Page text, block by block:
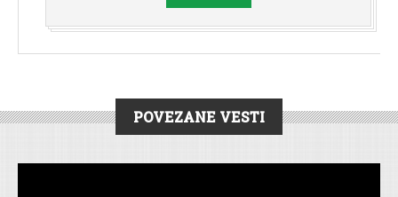
POVEZANE VESTI